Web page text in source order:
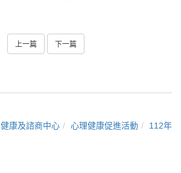
上一篇 下一篇
健康及諮商中心 心理健康促進活動 112年